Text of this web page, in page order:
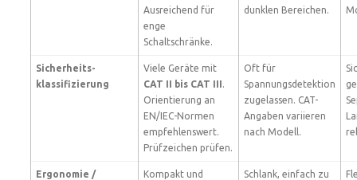
Ausreichend für
enge
Schaltschränke.
dunklen Bereichen.
Sicherheits­
klassifizierung
Viele Geräte mit
CAT II bis CAT III.
Orientierung an
EN/IEC-Normen
empfehlenswert.
Prüfzeichen prüfen.
Oft für
Spannungsdetektion
zugelassen. CAT-
Angaben variieren
nach Modell.
Ergonomie /
Kompakt und
Schlank, einfach zu